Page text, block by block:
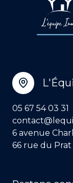
05 67 54 03 31
6 avenue
66 rue du Prat